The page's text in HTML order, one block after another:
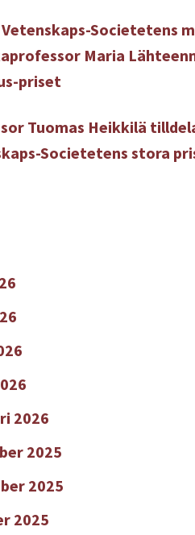
Vetenskaps-Societetens
Maria
priset
Tuomas Heikkilä
Societetens stora
2026
2025
2025
2025